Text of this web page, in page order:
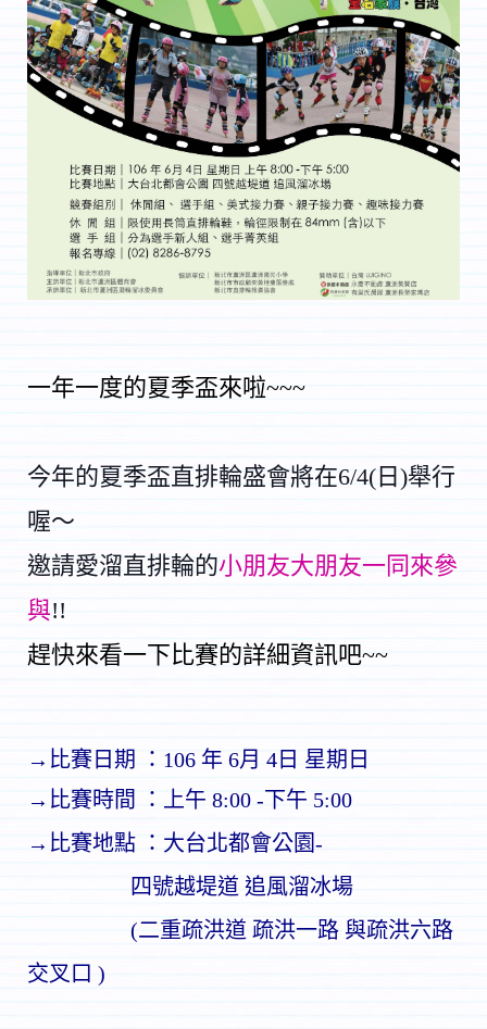
一年一度的夏季盃來啦~~~
今年的夏季盃直排輪盛會將在6/4( 日)舉行
喔～
邀請愛溜直排輪的小朋友大朋友一同來參
與!!
趕快來看一下比賽的詳細資訊吧~~
→比賽日期 ：106 年 6月 4日 星期日
→比賽時間 ：
上午 8:00 -下午 5:00
→比賽地點 ：大台北都會公園-
四號越堤道 追風溜冰場
(二重疏洪道 疏洪一路 與疏洪六路
交叉口 )